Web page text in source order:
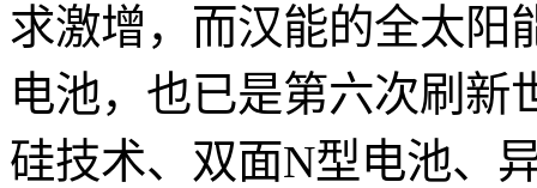
求激增，而汉能的全太阳
电池，也已是第六次刷新
硅技术、双面N型电池、